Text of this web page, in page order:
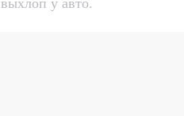
выхлоп у авто.